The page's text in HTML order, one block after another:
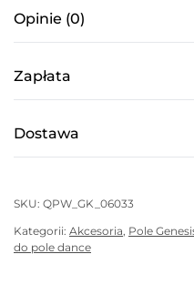
antypoślizgowe
siateczką,
biały
Opinie (0)
Zapłata
Dostawa
SKU: QPW_GK_06033
Kategorii: Akcesoria, Pole
do pole dance